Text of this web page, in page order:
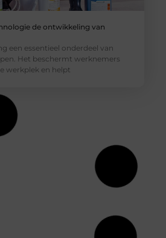
de ontwikkeling van
een essentieel onderdeel van
Het beschermt werknemers
werkplek en helpt